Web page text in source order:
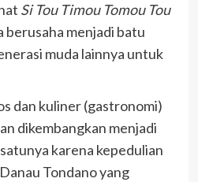
Si Tou Timou Tomou Tou
berusaha menjadi batu
muda lainnya untuk
dan kuliner (gastronomi)
dikembangkan menjadi
karena kepedulian
Tondano yang